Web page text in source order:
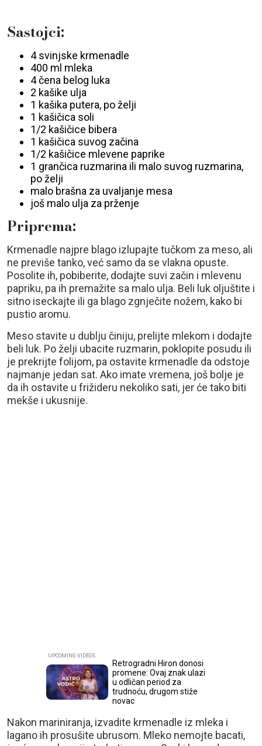
Sastojci:
4 svinjske krmenadle
400 ml mleka
4 čena belog luka
2 kašike ulja
1 kašika putera, po želji
1 kašičica soli
1/2 kašičice bibera
1 kašičica suvog začina
1/2 kašičice mlevene paprike
1 grančica ruzmarina ili malo suvog ruzmarina,
po želji
malo brašna za uvaljanje mesa
još malo ulja za prženje
Priprema:
Krmenadle najpre blago izlupajte tučkom za meso, ali
ne previše tanko, već samo da se vlakna opuste.
Posolite ih, pobiberite, dodajte suvi začin i mlevenu
papriku, pa ih premažite sa malo ulja. Beli luk oljuštite i
sitno iseckajte ili ga blago zgnječite nožem, kako bi
pustio aromu.
Meso stavite u dublju činiju, prelijte mlekom i dodajte
beli luk. Po želji ubacite ruzmarin, poklopite posudu ili
je prekrijte folijom, pa ostavite krmenadle da odstoje
najmanje jedan sat. Ako imate vremena, još bolje je
da ih ostavite u frižideru nekoliko sati, jer će tako biti
mekše i ukusnije.
Retrogradni Hiron donosi
promene: Ovaj znak ulazi
u odličan period za
trudnoću, drugom stiže
novac
Nakon mariniranja, izvadite krmenadle iz mleka i
lagano ih prosušite ubrusom. Mleko nemojte bacati,